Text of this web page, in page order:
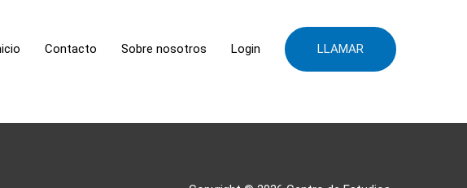
Contacto Sobre nosotros Login LLAMAR